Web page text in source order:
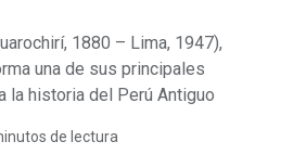
1880 – Lima, 1947),
una de sus principales
la historia del Perú Antiguo
de lectura